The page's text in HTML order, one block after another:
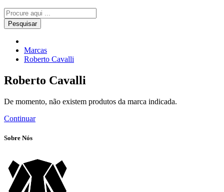
Pesquisar
Marcas
Roberto Cavalli
Roberto Cavalli
De momento, não existem produtos da marca indicada.
Continuar
Sobre Nós